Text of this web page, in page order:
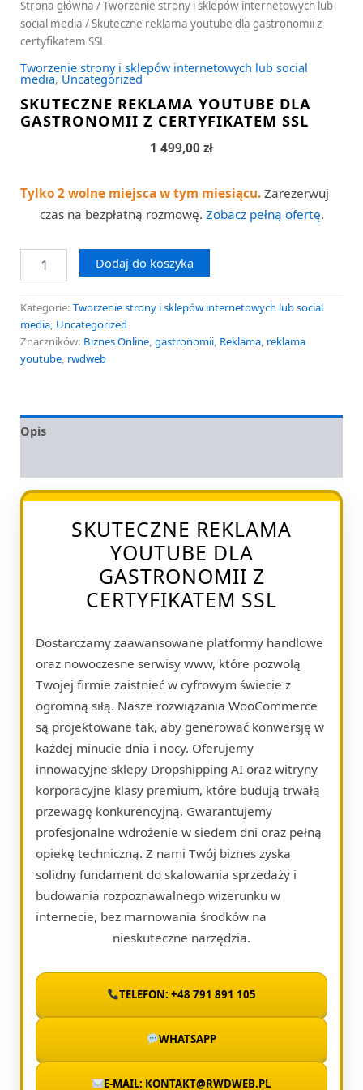
Strona główna /Tworzenie strony i sklepów internetowych lub
social media / Skuteczne reklama youtube dla gastronomii z
certyfikatem SSL
Tworzenie strony i sklepów internetowych lub social
media, Uncategorized
SKUTECZNE REKLAMA YOUTUBE DLA
GASTRONOMII Z CERTYFIKATEM SSL
1 499,00 zł
Tylko 2 wolne miejsca w tym miesiącu. Zarezerwuj
czas na bezpłatną rozmowę. Zobacz pełną ofertę.
Dodaj do koszyka
Kategorie: Tworzenie strony i sklepów internetowych lub social
media, Uncategorized
Znaczników: Biznes Online, gastronomii, Reklama, reklama
youtube, rwdweb
Opis
SKUTECZNE REKLAMA
YOUTUBE DLA
GASTRONOMII Z
CERTYFIKATEM SSL
Dostarczamy zaawansowane platformy handlowe
oraz nowoczesne serwisy www, które pozwolą
Twojej firmie zaistnieć w cyfrowym świecie z
ogromną siłą. Nasze rozwiązania WooCommerce
są projektowane tak, aby generować konwersję w
każdej minucie dnia i nocy. Oferujemy
innowacyjne sklepy Dropshipping AI oraz witryny
korporacyjne klasy premium, które budują trwałą
przewagę konkurencyjną. Gwarantujemy
profesjonalne wdrożenie w siedem dni oraz pełną
opiekę techniczną. Z nami Twój biznes zyska
solidny fundament do skalowania sprzedaży i
budowania rozpoznawalnego wizerunku w
internecie, bez marnowania środków na
nieskuteczne narzędzia.
TELEFON: +48 791 891 105
WHATSAPP
E-MAIL: KONTAKT@RWDWEB.PL